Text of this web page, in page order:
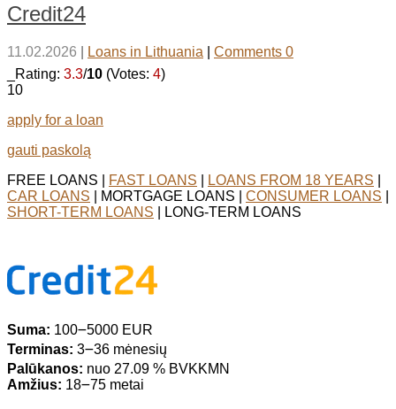
Credit24
11.02.2026 Loans in Lithuania
Comments 0
_Rating: 3.3/10 (Votes: 4)
10
apply for a loan
gauti paskolą
FREE LOANS |
FAST LOANS LOANS FROM 18 YEARS
CAR LOANS | MORTGAGE LOANS | CONSUMER LOANS
SHORT-TERM LOANS | LONG-TERM LOANS
Suma: 100౼5000 EUR
Terminas: 3౼36 mėnesių
Palūkanos: nuo 27.09 % BVKKMN
Amžius: 18౼75 metai